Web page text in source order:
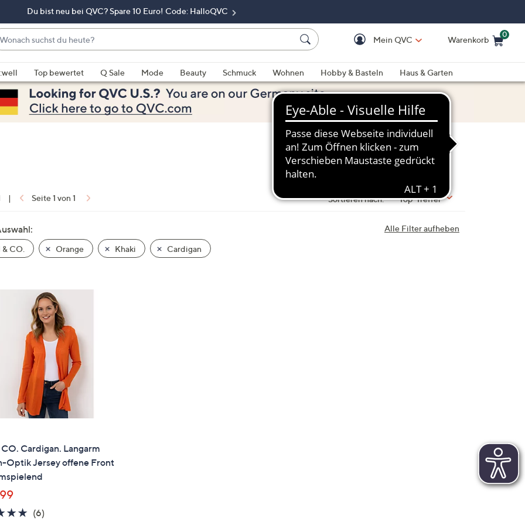
Du bist neu bei QVC? Spare 10 Euro! Code: HalloQVC
Mein QVC Warenkorb
0
Top bewertet Q Sale Mode Beauty Schmuck Wohnen Hobby & Basteln
Haus & Garten
| Seite 1 von 1 Sortieren nach: Top-Treffer
Alle Filter aufheben
CO. Orange Khaki Cardigan
Cardigan. Langarm
Optik Jersey offene Front
5.0
(6)6